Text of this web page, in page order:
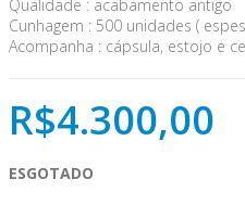
Qualidade : acabamento antigo
Cunhagem : 500 unidades (
Acompanha : cápsula, estojo e
R$4.300,00
ESGOTADO